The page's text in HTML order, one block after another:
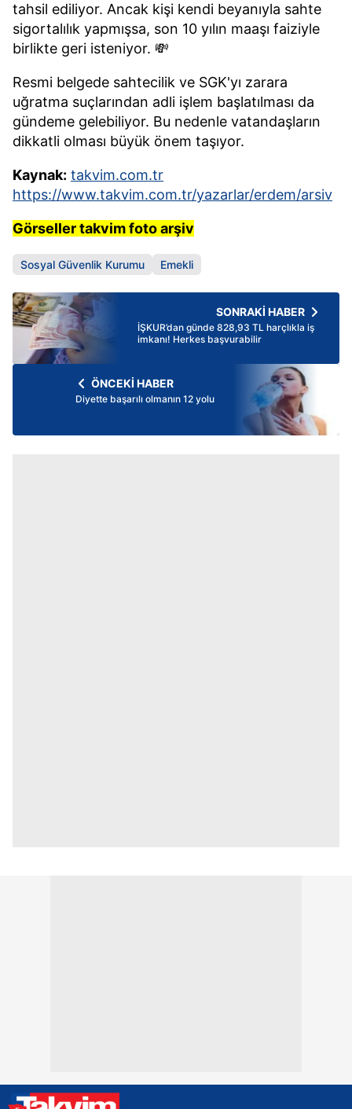
tahsil ediliyor. Ancak kişi kendi beyanıyla sahte
sigortalılık yapmışsa, son 10 yılın maaşı faiziyle
birlikte geri isteniyor. 💸
Resmi belgede sahtecilik ve SGK'yı zarara
uğratma suçlarından adli işlem başlatılması da
gündeme gelebiliyor. Bu nedenle vatandaşların
dikkatli olması büyük önem taşıyor.
Kaynak: takvim.com.tr
https://www.takvim.com.tr/yazarlar/erdem/arsiv
Görseller takvim foto arşiv
Sosyal Güvenlik Kurumu Emekli
SONRAKİ HABER
İŞKUR’dan günde 828,93 TL harçlıkla iş
imkanı! Herkes başvurabilir
ÖNCEKİ HABER
Diyette başarılı olmanın 12 yolu